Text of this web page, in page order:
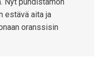
estävä aita ja
oranssisin